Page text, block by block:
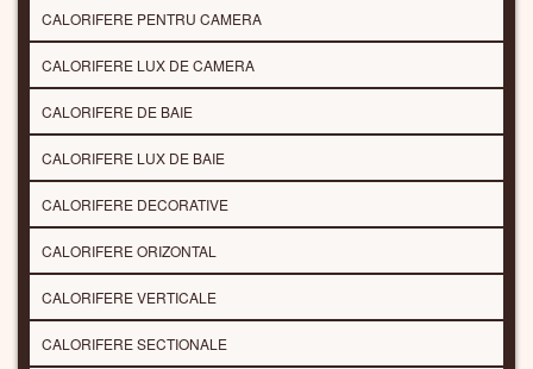
CALORIFERE PENTRU CAMERA
CALORIFERE LUX DE CAMERA
CALORIFERE DE BAIE
CALORIFERE LUX DE BAIE
CALORIFERE DECORATIVE
CALORIFERE ORIZONTAL
CALORIFERE VERTICALE
CALORIFERE SECTIONALE